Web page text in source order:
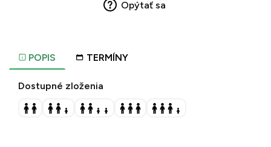
POPIS TERMÍNY
Dostupné zloženia
Opýtať sa